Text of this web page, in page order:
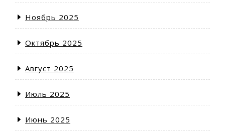
Ноябрь 2025
Октябрь 2025
Август 2025
Июль 2025
Июнь 2025